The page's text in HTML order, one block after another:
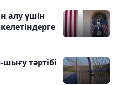
алу үшін
тәртібі